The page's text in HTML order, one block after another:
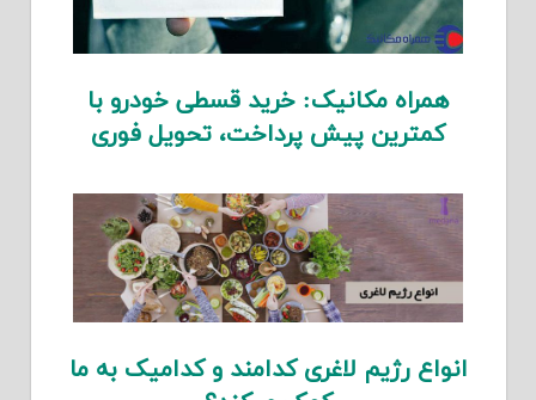
همراه مکانیک: خرید قسطی خودرو با
کمترین پیش پرداخت، تحویل فوری
انواع رژیم لاغری کدامند و کدامیک به ما